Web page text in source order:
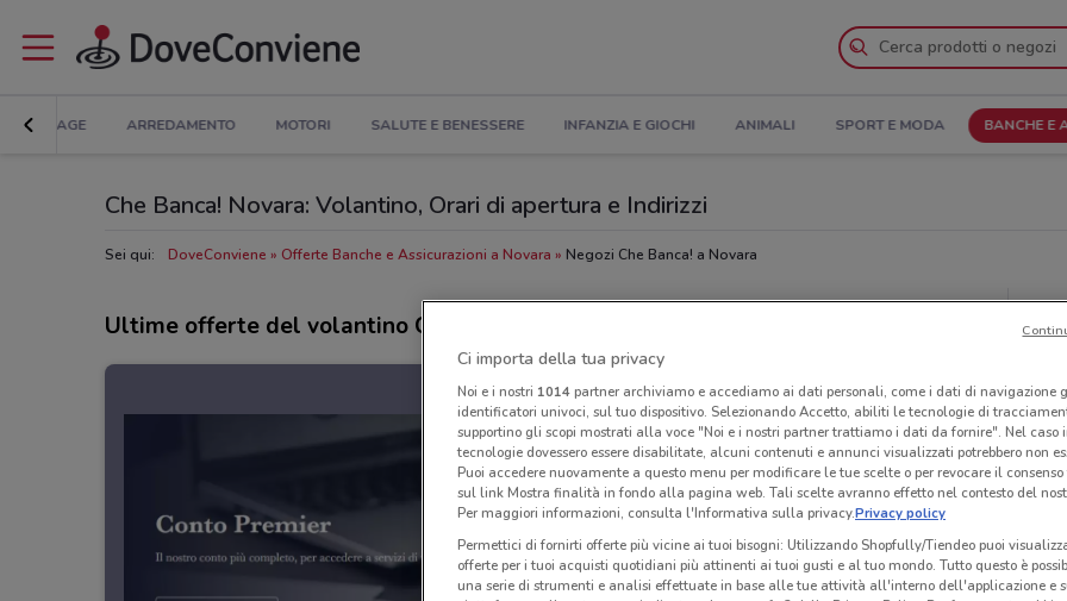
BRICOLAGE ARREDAMENTO MOTORI SALUTE E BENESSERE INFANZIA E GIOCHI ANIMALI SPORT E MODA BANCHE E
Che Banca! Novara: Volantino, Orari di apertura e Indirizzi
Sei qui: DoveConviene Offerte Banche e Assicurazioni a Novara Negozi Che Banca! a Novara
Ultime offerte del volantino Che Banca!
Ci importa della tua privacy
Noi e i nostri 1014partner archiviamo e accediamo ai dati personali, come i dati di navigazione
identificatori univoci, sul tuo dispositivo. Selezionando Accetto, abiliti le tecnologie di
supportino gli scopi mostrati alla voce "Noi e i nostri partner trattiamo i dati da fornire". Nel caso
tecnologie dovessero essere disabilitate, alcuni contenuti e annunci visualizzati potrebbero non
Puoi accedere nuovamente a questo menu per modificare le tue scelte o per revocare il
sul link Mostra finalità in fondo alla pagina web. Tali scelte avranno effetto nel contesto del
Per maggiori informazioni, consulta l'Informativa sulla privacy.Privacy policy
Permettici di fornirti offerte più vicine ai tuoi bisogni: Utilizzando Shopfully/Tiendeo puoi
offerte per i tuoi acquisti quotidiani più attinenti ai tuoi gusti e al tuo mondo. Tutto questo è
una serie di strumenti e analisi effettuate in base alle tue attività all'interno dell'applicazione e